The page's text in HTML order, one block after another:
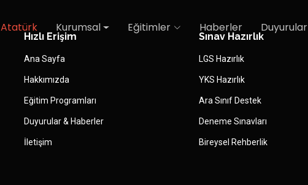
Atatürk Kurumsal Eğitimler Haberler Duyurular
Hızlı Erişim
Ana Sayfa
Hakkımızda
Eğitim Programları
Duyurular & Haberler
İletişim
Sınav Hazırlık
LGS Hazırlık
YKS Hazırlık
Ara Sınıf Destek
Deneme Sınavları
Bireysel Rehberlik